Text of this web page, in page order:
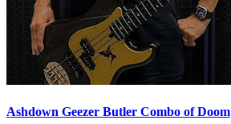
Ashdown Geezer Butler Combo of Doom